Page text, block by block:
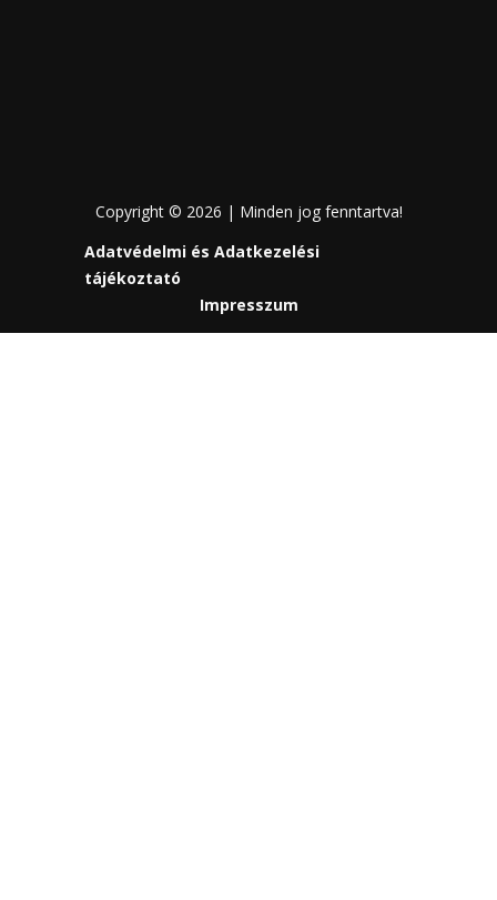
Copyright © 2026 | Minden jog fenntartva!
Adatvédelmi és Adatkezelési
tájékoztató
Impresszum